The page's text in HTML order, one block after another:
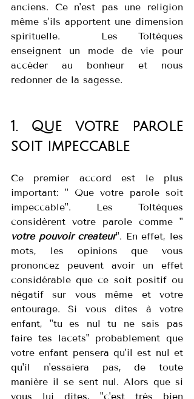
anciens. Ce n'est pas une religion
même s'ils apportent une dimension
spirituelle.  Les Toltèques
enseignent un mode de vie pour
accéder au bonheur et nous
redonner de la sagesse.
1. Que votre parole
soit impeccable
Ce premier accord est le plus
important: " Que votre parole soit
impeccable". Les Toltèques
votre pouvoir créateur". En effet, les
mots, les opinions que vous
prononcez peuvent avoir un effet
considérable que ce soit positif ou
négatif sur vous même et votre
entourage. Si vous dites à votre
enfant, "tu es nul tu ne sais pas
faire tes lacets" probablement que
votre enfant pensera qu'il est nul et
qu'il n'essaiera pas, de toute
manière il se sent nul. Alors que si
vous lui dites, "c'est très bien